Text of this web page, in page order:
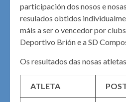
participación dos nosos e
resulados obtidos
máis a ser o vencedor por
Deportivo Brión e a SD
Os resultados das nosas
ATLETA